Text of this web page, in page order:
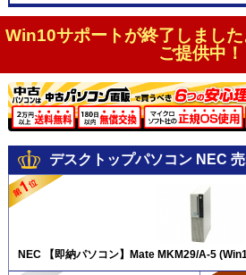
Win10サポートが終了しまし
ご提供中！
デスクトップパソコン NEC
NEC 【即納パソコン】Mate MKM29/A-5